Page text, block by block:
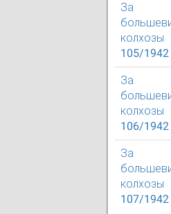
За
колхозы
105/1942
За
колхозы
106/1942
За
колхозы
107/1942